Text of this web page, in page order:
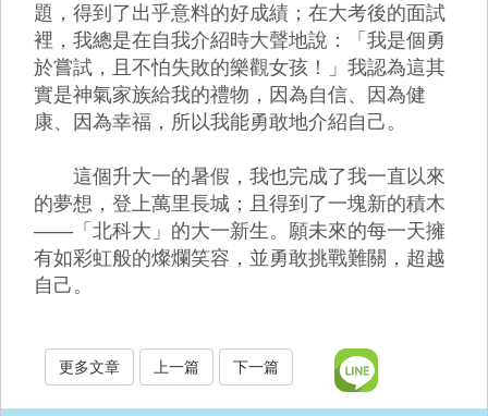
題，得到了出乎意料的好成績；在大考後的面試
裡，我總是在自我介紹時大聲地說：「我是個勇
於嘗試，且不怕失敗的樂觀女孩！」我認為這其
實是神氣家族給我的禮物，因為自信、因為健
康、因為幸福，所以我能勇敢地介紹自己。
這個升大一的暑假，我也完成了我一直以來
的夢想，登上萬里長城；且得到了一塊新的積木
——「北科大」的大一新生。願未來的每一天擁
有如彩虹般的燦爛笑容，並勇敢挑戰難關，超越
自己。
更多文章 上一篇 下一篇